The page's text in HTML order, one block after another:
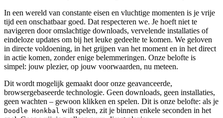
In een wereld van constante eisen en vluchtige momenten is je vrije
tijd een onschatbaar goed. Dat respecteren we. Je hoeft niet te
navigeren door omslachtige downloads, vervelende installaties of
eindeloze updates om bij het leuke gedeelte te komen. We geloven
in directe voldoening, in het grijpen van het moment en in het direct
in actie komen, zonder enige belemmeringen. Onze belofte is
simpel: jouw plezier, op jouw voorwaarden, nu meteen.
Dit wordt mogelijk gemaakt door onze geavanceerde,
browsergebaseerde technologie. Geen downloads, geen installaties,
geen wachten – gewoon klikken en spelen. Dit is onze belofte: als je
Doodle Honkbal wilt spelen, zit je binnen enkele seconden in het